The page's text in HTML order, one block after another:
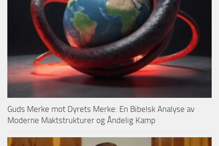
Guds Merke mot Dyrets Merke: En Bibelsk Analyse av
Moderne Maktstrukturer og Åndelig Kamp